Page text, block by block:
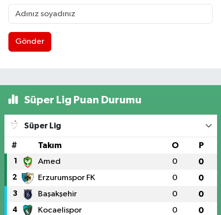
Gönder
Süper Lig Puan Durumu
Süper Lig
# Takım O P
1 Amed 0 0
2 Erzurumspor FK 0 0
3 Başakşehir 0 0
4 Kocaelispor 0 0